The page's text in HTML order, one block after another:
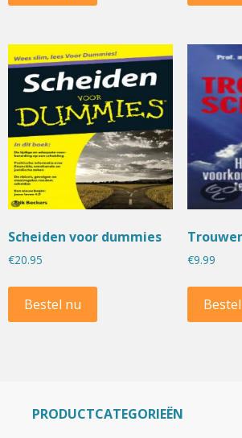
Scheiden voor dummies
€20.95
Bestel nu
€9.99
PRODUCTCATEGORIEËN